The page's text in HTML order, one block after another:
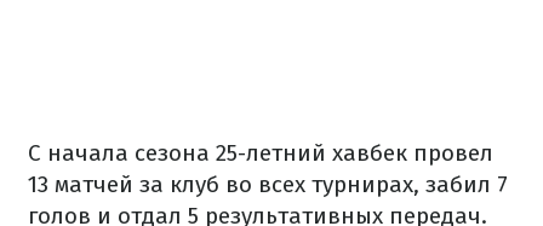
С начала сезона 25-летний хавбек провел
13 матчей за клуб во всех турнирах, забил 7
голов и отдал 5 результативных передач.